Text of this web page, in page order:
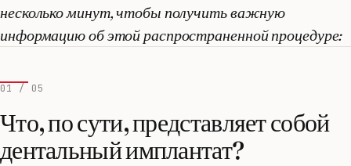
несколько минут, чтобы получить важную
информацию об этой распространенной процедуре:
01 / 05
Что, по сути, представляет собой
дентальный имплантат?